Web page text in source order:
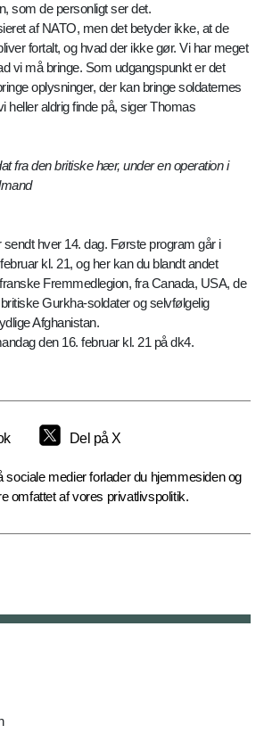
som de personligt ser det.
af NATO, men det betyder ikke, at de
fortalt, og hvad der ikke gør. Vi har meget
vi må bringe. Som udgangspunkt er det
oplysninger, der kan bringe soldaternes
heller aldrig finde på, siger Thomas
fra den britiske hær, under en operation i
hver 14. dag. Første program går i
kl. 21, og her kan du blandt andet
Fremmedlegion, fra Canada, USA, de
Gurkha-soldater og selvfølgelig
Afghanistan.
den 16. februar kl. 21 på dk4.
Del på X
sociale medier forlader du hjemmesiden og
omfattet af vores privatlivspolitik.